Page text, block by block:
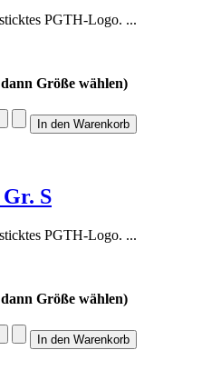
PGTH-Logo. ...
Größe wählen)
S
PGTH-Logo. ...
Größe wählen)